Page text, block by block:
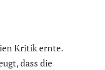
Kritik ernte.
dass die